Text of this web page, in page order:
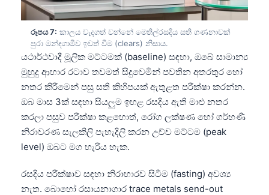
රූපය 7: කාලය වැදගත් වන්නේ මෙතිල්රසදිය සති ගණනාවක්
පුරා මන්දගාමීව ඉවත් වීම (clears) නිසාය.
යථාර්ථවාදී මූලික මට්ටමක් (baseline) සඳහා, ඔබේ සාමාන්‍ය
මුහුදු ආහාර රටාව තවමත් සිදුවෙමින් පවතින අතරතුර හෝ
නතර කිරීමෙන් පසු සති කිහිපයක් ඇතුළත පරීක්ෂා කරන්න.
ඔබ මාස 3ක් සඳහා සියලුම ඉහළ රසදිය ඇති මාළු නතර
කරලා පසුව පරීක්ෂා කළහොත්, රෝග ලක්ෂණ හෝ ගර්භණී
නිරාවරණ සැලකිලි පැහැදිලි කරන උච්ච මට්ටම (peak
level) ඔබට මග හැරිය හැක.
රසදිය පරීක්ෂාව සඳහා නිරාහාරව සිටීම (fasting) අවශ්‍ය
නැත. බොහෝ රසායනාගාර trace metals send-out
Bosanski
Eesti
日本語
Čeština
ქართული
Русский
Lietuvių kalba
한국어